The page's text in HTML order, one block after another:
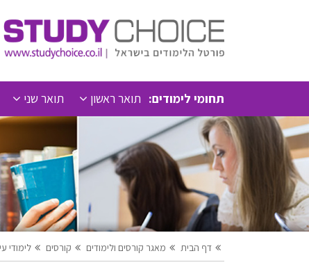
תחומי לימודים: תואר ראשון תואר שני
דף הבית מאגר קורסים ולימודים קורסים לימודי